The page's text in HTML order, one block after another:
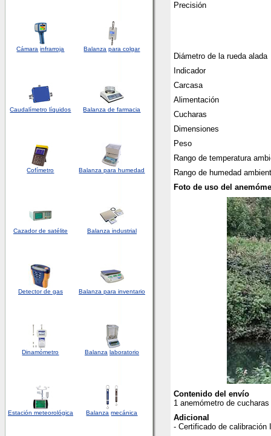
Cámara infrarroja Balanza para colgar
Caudalímetro líquidos Balanza de farmacia
Cofímetro Balanza para humedad
Cazador de satélite Balanza industrial
Detectorde gas Balanza para inventario
Dinamómetro Balanza laboratorio
Estación meteorológica Balanza mecánica
Precisión
Diámetro de la rueda alada
Indicador
Carcasa
Alimentación
Cucharas
Dimensiones
Peso
Rango de temperatura
Rango de humedad
Foto de uso del
Contenido del envío
1 anemómetro de
Adicional
- Certificado de calibración